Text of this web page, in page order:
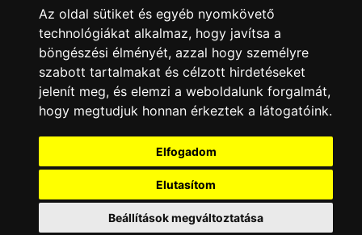
Az oldal sütiket és egyéb nyomkövető
technológiákat alkalmaz, hogy javítsa a
böngészési élményét, azzal hogy személyre
szabott tartalmakat és célzott hirdetéseket
jelenít meg, és elemzi a weboldalunk forgalmát,
hogy megtudjuk honnan érkeztek a látogatóink.
Elfogadom
Elutasítom
Beállítások megváltoztatása